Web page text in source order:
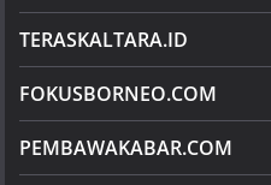
TERASKALTARA.ID
FOKUSBORNEO.COM
PEMBAWAKABAR.COM